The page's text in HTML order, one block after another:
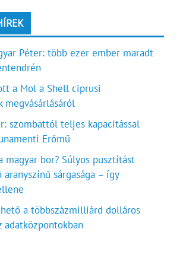
Péter: több ezer ember maradt
a Mol a Shell ciprusi
megvásárlásáról
szombattól teljes kapacitással
Erőmű
magyar bor? Súlyos pusztítást
sárgasága – így
a többszázmilliárd dolláros
adatközpontokban